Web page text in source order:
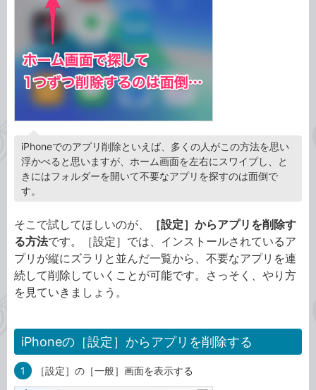
iPhoneでのアプリ削除といえば、多くの人がこの方法を思い
浮かべると思いますが、ホーム画面を左右にスワイプし、と
きにはフォルダーを開いて不要なアプリを探すのは面倒で
す。
そこで試してほしいのが、
［設定］からアプリを削除す
る方法です。［設定］では、インストールされているア
プリが縦にズラリと並んだ一覧から、不要なアプリを連
続して削除していくことが可能です。さっそく、やり方
を見ていきましょう。
iPhoneの［設定］からアプリを削除する
1 ［設定］の［一般］画面を表示する